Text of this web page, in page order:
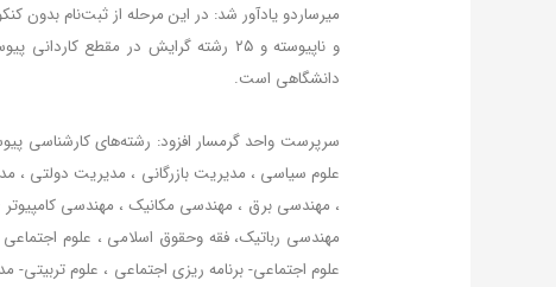
و ناپیوسته و ۲۵ رشته گرایش در مقطع
دانشگاهی است.
سرپرست واحد گرمسار افزود: رشته‌های کار‌شناسی
علوم سیاسی ، مدیریت بازرگانی ، مدیریت دولتی
، مهندسی برق ، مهندسی مکانیک ، مهندسی کامپیوتر
مهندسی رباتیک، فقه وحقوق اسلامی ، علوم
علوم اجتماعی- برنامه ریزی اجتماعی ، علوم تربیتی-